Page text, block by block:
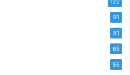
di cura”.
un centro di eccellenza
122
91
81
65
55